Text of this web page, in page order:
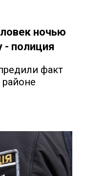
ночью
- полиция
факт